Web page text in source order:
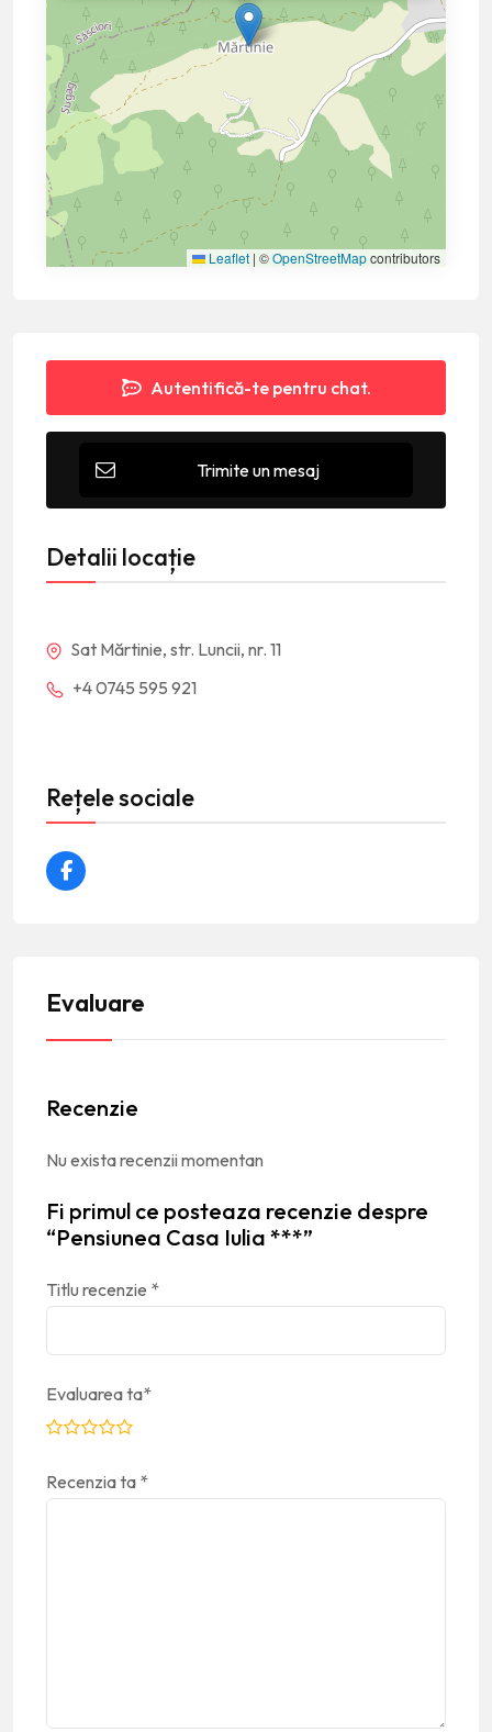
Leaflet | ©OpenStreetMapcontributors
Autentifică-te pentru chat.
Trimite un mesaj
Detalii locație
Sat Mărtinie, str. Luncii, nr. 11
+4 0745 595 921
Rețele sociale
Evaluare
Recenzie
Nu exista recenzii momentan
Fi primul ce posteaza recenzie despre
“Pensiunea Casa Iulia ***”
Titlu recenzie *
Evaluarea ta*
Recenzia ta *